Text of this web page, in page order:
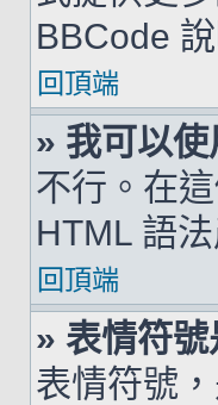
BBCode 說
回頂端
» 我可以使
不行。在
HTML 語
回頂端
» 表情符號
表情符號